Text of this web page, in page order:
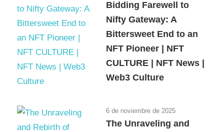
Bidding Farewell to
Nifty Gateway: A
Bittersweet End to an
NFT Pioneer | NFT
CULTURE | NFT News |
Web3 Culture
6 de noviembre de 2025
The Unraveling and